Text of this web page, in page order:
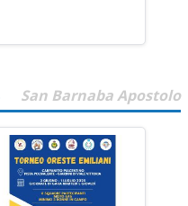
San Barnaba Apostolo